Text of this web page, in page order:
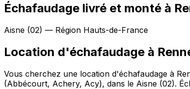
Échafaudage livré et monté à
Aisne (02) — Région Hauts-de-France
Location d'échafaudage à
Vous cherchez une location d'échafaudage à
(Abbécourt, Achery, Acy), dans le Aisne (02).